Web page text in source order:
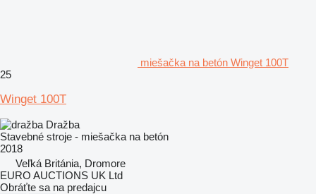
miešačka na betón Winget 100T
25
Winget 100T
Dražba
Stavebné stroje - miešačka na betón
2018
Veľká Británia, Dromore
EURO AUCTIONS UK Ltd
Obráťte sa na predajcu